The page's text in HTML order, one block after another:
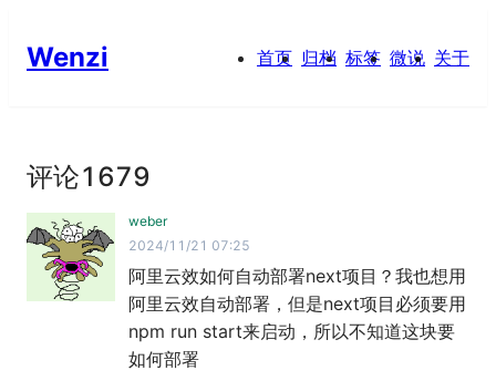
Wenzi 首页 归档 标签 微说 关于
评论1679
weber
2024/11/21 07:25
阿里云效如何自动部署next项目？我也想用
阿里云效自动部署，但是next项目必须要用
npm run start来启动，所以不知道这块要
如何部署